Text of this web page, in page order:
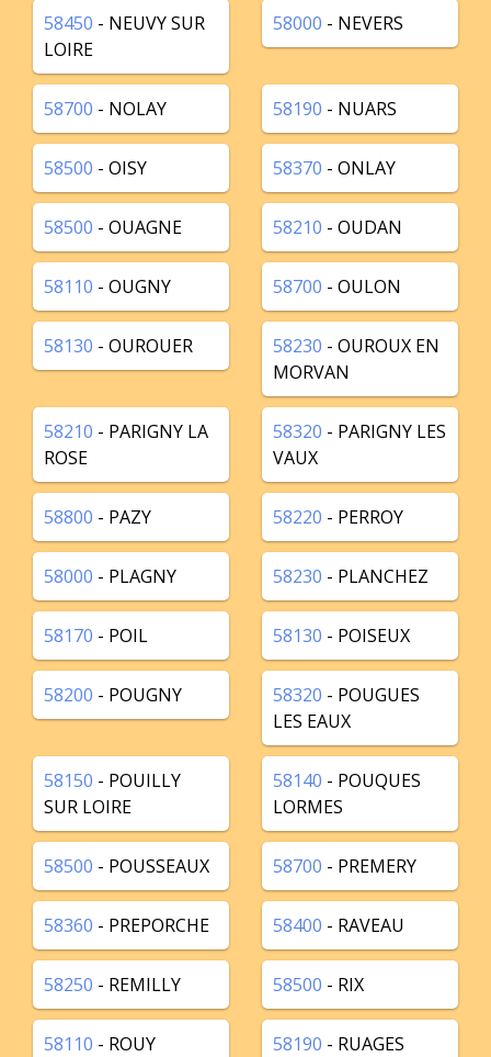
58450 - NEUVY SUR
LOIRE
58000 - NEVERS
58700 - NOLAY 58190 - NUARS
58500 - OISY 58370 - ONLAY
58500 - OUAGNE 58210 - OUDAN
58110 - OUGNY 58700 - OULON
58130 - OUROUER 58230 - OUROUX EN
MORVAN
58210 - PARIGNY LA
ROSE
58320 - PARIGNY LES
VAUX
58800 - PAZY 58220 - PERROY
58000 - PLAGNY 58230 - PLANCHEZ
58170 - POIL 58130 - POISEUX
58200 - POUGNY 58320 - POUGUES
LES EAUX
58150 - POUILLY
SUR LOIRE
58140 - POUQUES
LORMES
58500 - POUSSEAUX 58700 - PREMERY
58360 - PREPORCHE 58400 - RAVEAU
58250 - REMILLY 58500 - RIX
58110 - ROUY 58190 - RUAGES